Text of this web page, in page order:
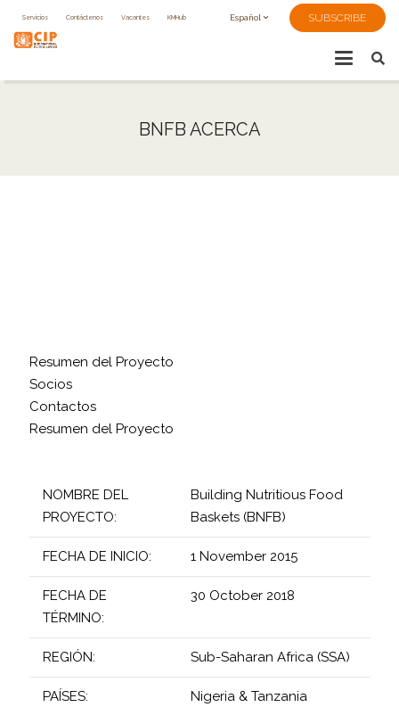
Servicios Contáctenos Vacantes KMHub Español SUBSCRIBE
BNFB ACERCA
Resumen del Proyecto
Socios
Contactos
Resumen del Proyecto
NOMBRE DEL
PROYECTO:
Building Nutritious Food
Baskets (BNFB)
FECHA DE INICIO: 1 November 2015
FECHA DE
TÉRMINO:
30 October 2018
REGIÓN: Sub-Saharan Africa (SSA)
PAÍSES: Nigeria & Tanzania